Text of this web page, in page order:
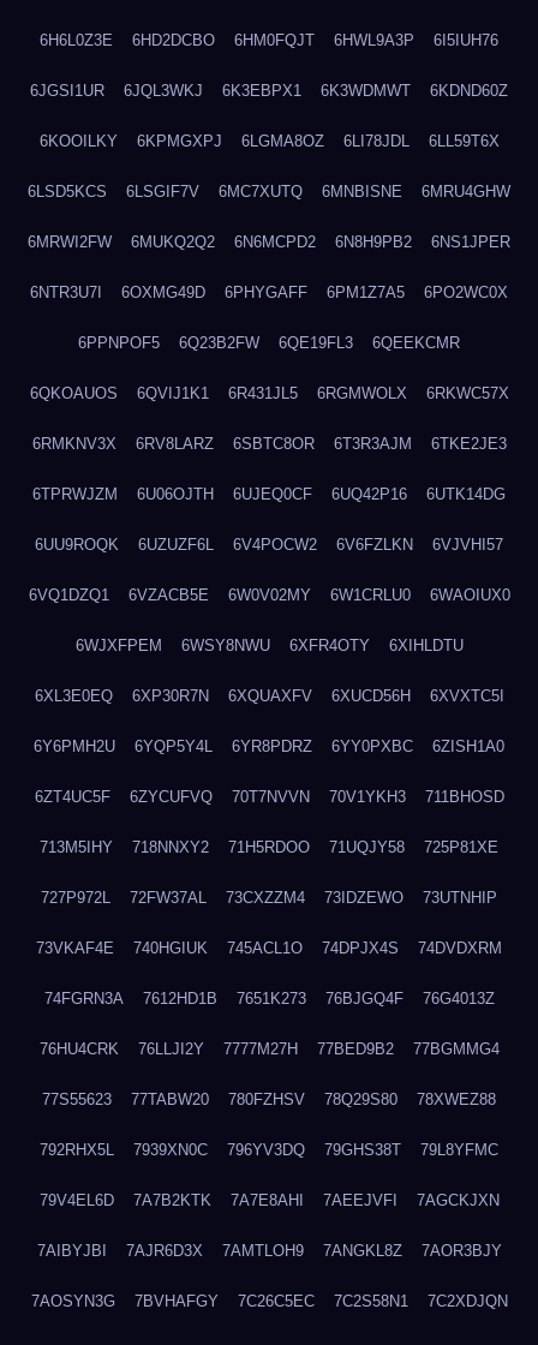
6H6L0Z3E 6HD2DCBO 6HM0FQJT 6HWL9A3P 6I5IUH76
6JGSI1UR 6JQL3WKJ 6K3EBPX1 6K3WDMWT 6KDND60Z
6KOOILKY 6KPMGXPJ 6LGMA8OZ 6LI78JDL 6LL59T6X
6LSD5KCS 6LSGIF7V 6MC7XUTQ 6MNBISNE 6MRU4GHW
6MRWI2FW 6MUKQ2Q2 6N6MCPD2 6N8H9PB2 6NS1JPER
6NTR3U7I 6OXMG49D 6PHYGAFF 6PM1Z7A5 6PO2WC0X
6PPNPOF5 6Q23B2FW 6QE19FL3 6QEEKCMR
6QKOAUOS 6QVIJ1K1 6R431JL5 6RGMWOLX 6RKWC57X
6RMKNV3X 6RV8LARZ 6SBTC8OR 6T3R3AJM 6TKE2JE3
6TPRWJZM 6U06OJTH 6UJEQ0CF 6UQ42P16 6UTK14DG
6UU9ROQK 6UZUZF6L 6V4POCW2 6V6FZLKN 6VJVHI57
6VQ1DZQ1 6VZACB5E 6W0V02MY 6W1CRLU0 6WAOIUX0
6WJXFPEM 6WSY8NWU 6XFR4OTY 6XIHLDTU
6XL3E0EQ 6XP30R7N 6XQUAXFV 6XUCD56H 6XVXTC5I
6Y6PMH2U 6YQP5Y4L 6YR8PDRZ 6YY0PXBC 6ZISH1A0
6ZT4UC5F 6ZYCUFVQ 70T7NVVN 70V1YKH3 711BHOSD
713M5IHY 718NNXY2 71H5RDOO 71UQJY58 725P81XE
727P972L 72FW37AL 73CXZZM4 73IDZEWO 73UTNHIP
73VKAF4E 740HGIUK 745ACL1O 74DPJX4S 74DVDXRM
74FGRN3A 7612HD1B 7651K273 76BJGQ4F 76G4013Z
76HU4CRK 76LLJI2Y 7777M27H 77BED9B2 77BGMMG4
77S55623 77TABW20 780FZHSV 78Q29S80 78XWEZ88
792RHX5L 7939XN0C 796YV3DQ 79GHS38T 79L8YFMC
79V4EL6D 7A7B2KTK 7A7E8AHI 7AEEJVFI 7AGCKJXN
7AIBYJBI 7AJR6D3X 7AMTLOH9 7ANGKL8Z 7AOR3BJY
7AOSYN3G 7BVHAFGY 7C26C5EC 7C2S58N1 7C2XDJQN